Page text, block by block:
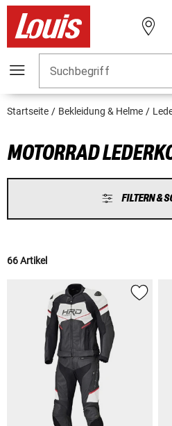
Suchbegriff
Startseite Bekleidung & Helme
MOTORRAD
FILTERN &
66 Artikel